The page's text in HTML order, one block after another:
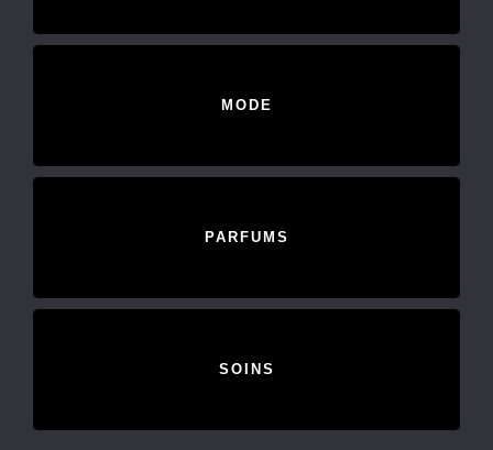
MODE
PARFUMS
SOINS